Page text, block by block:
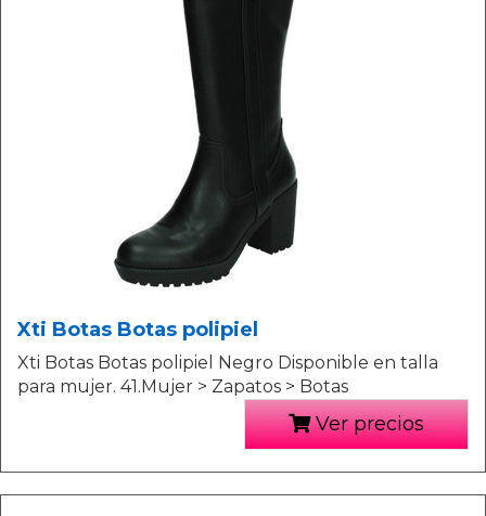
Xti Botas Botas polipiel
Xti Botas Botas polipiel Negro Disponible en talla
para mujer. 41.Mujer > Zapatos > Botas
Ver precios